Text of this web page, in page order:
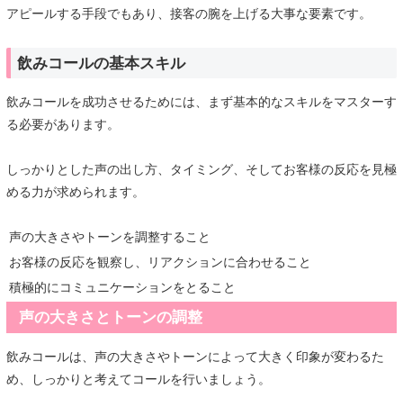
アピールする手段でもあり、接客の腕を上げる大事な要素です。
飲みコールの基本スキル
飲みコールを成功させるためには、まず基本的なスキルをマスターす
る必要があります。
しっかりとした声の出し方、タイミング、そしてお客様の反応を見極
める力が求められます。
声の大きさやトーンを調整すること
お客様の反応を観察し、リアクションに合わせること
積極的にコミュニケーションをとること
声の大きさとトーンの調整
飲みコールは、声の大きさやトーンによって大きく印象が変わるた
め、しっかりと考えてコールを行いましょう。